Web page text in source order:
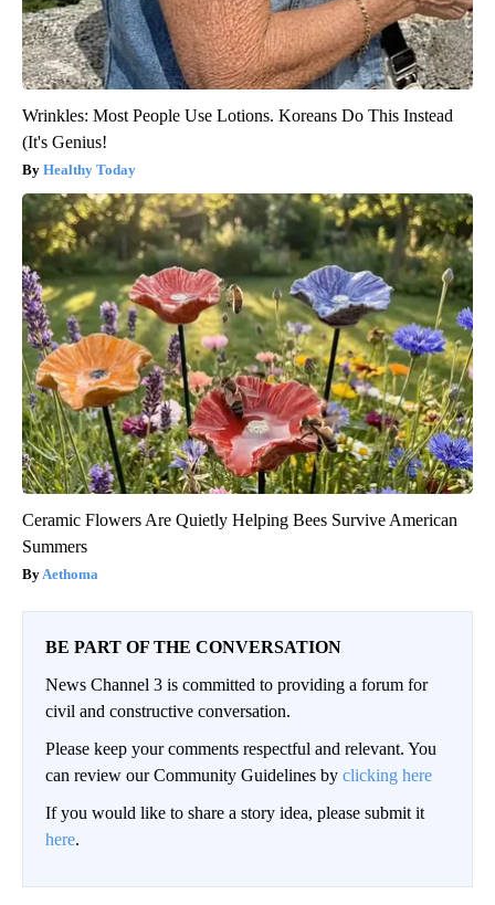
Wrinkles: Most People Use Lotions. Koreans Do This Instead
(It's Genius!
Healthy Today
Ceramic Flowers Are Quietly Helping Bees Survive American
Summers
Aethoma
BE PART OF THE CONVERSATION
News Channel 3 is committed to providing a forum for
civil and constructive conversation.
Please keep your comments respectful and relevant. You
can review our Community Guidelines by clicking here
If you would like to share a story idea, please submit it
here.